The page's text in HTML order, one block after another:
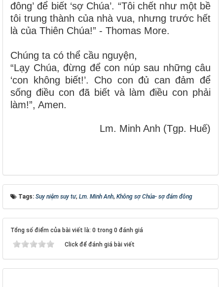
đông’ để biết ‘sợ Chúa’. “Tôi chết như một bề
tôi trung thành của nhà vua, nhưng trước hết
là của Thiên Chúa!” - Thomas More.
Chúng ta có thể cầu nguyện,
“Lạy Chúa, đừng để con núp sau những câu
‘con không biết!’. Cho con đủ can đảm để
sống điều con đã biết và làm điều con phải
làm!”, Amen.
Lm. Minh Anh (Tgp. Huế)
Tags: Suy niệm suy tư, Lm. Minh Anh, Không sợ Chúa- sợ đám đông
Tổng số điểm của bài viết là: 0 trong 0 đánh giá
Click để đánh giá bài viết